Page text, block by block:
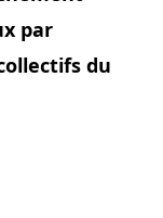
par
du